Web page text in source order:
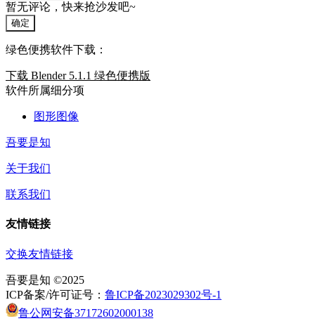
暂无评论，快来抢沙发吧~
确定
绿色便携软件下载：
下载 Blender 5.1.1 绿色便携版
软件所属细分项
图形图像
吾要是知
关于我们
联系我们
友情链接
交换友情链接
吾要是知 ©2025
ICP备案/许可证号： 鲁ICP备2023029302号-1
鲁公网安备37172602000138